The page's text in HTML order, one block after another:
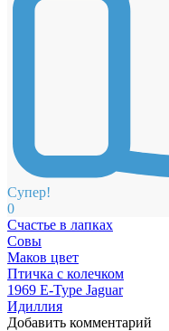
Супер!
0
Счастье в лапках
Совы
Маков цвет
Птичка с колечком
1969 E-Type Jaguar
Идиллия
Добавить комментарий